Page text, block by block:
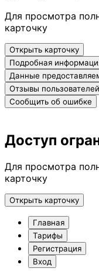
Для просмотра
карточку
Открыть карточку
Подробная
Данные
Отзывы пользователей
Сообщить об ошибке
Доступ
Для просмотра
карточку
Открыть карточку
Главная
Тарифы
Регистрация
Вход